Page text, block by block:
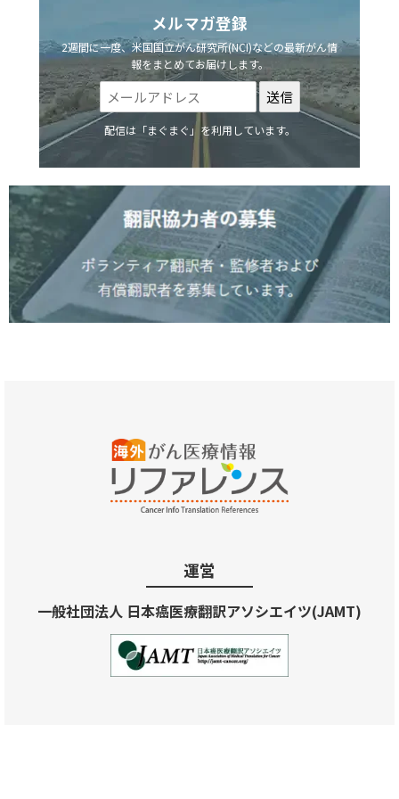
メルマガ登録
2週間に一度、米国国立がん研究所(NCI)などの最新がん情
報をまとめてお届けします。
配信は「まぐまぐ」を利用しています。
運営
一般社団法人 日本癌医療翻訳アソシエイツ(JAMT)